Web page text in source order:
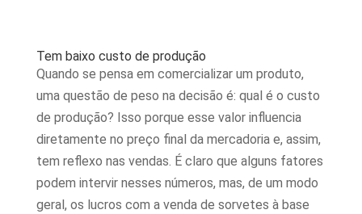
Tem baixo custo de produção
Quando se pensa em comercializar um produto,
uma questão de peso na decisão é: qual é o custo
de produção? Isso porque esse valor influencia
diretamente no preço final da mercadoria e, assim,
tem reflexo nas vendas. É claro que alguns fatores
podem intervir nesses números, mas, de um modo
geral, os lucros com a venda de sorvetes à base